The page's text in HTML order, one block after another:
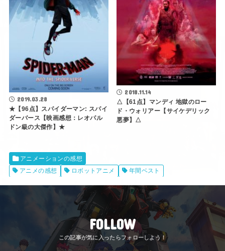
2019.03.28
★【96点】スパイダーマン: スパイ
ダーバース【映画感想：レオパル
ドン級の大傑作】★
2018.11.14
△【61点】マンディ 地獄のロー
ド・ウォリアー【サイケデリック
悪夢】△
アニメーションの感想
アニメの感想
ロボットアニメ 年間ベスト
FOLLOW